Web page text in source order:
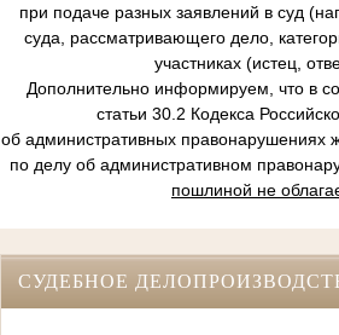
при подаче разных заявлений в суд
суда, рассматривающего дело,
участниках (истец,
Дополнительно информируем, что в
статьи 30.2 Кодекса
об административных правонарушениях
по делу об административном
пошлиной не
СУДЕБНОЕ